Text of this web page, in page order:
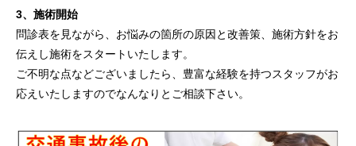
3、施術開始
問診表を見ながら、お悩みの箇所の原因と改善策、施術方針をお
伝えし施術をスタートいたします。
ご不明な点などございましたら、豊富な経験を持つスタッフがお
応えいたしますのでなんなりとご相談下さい。